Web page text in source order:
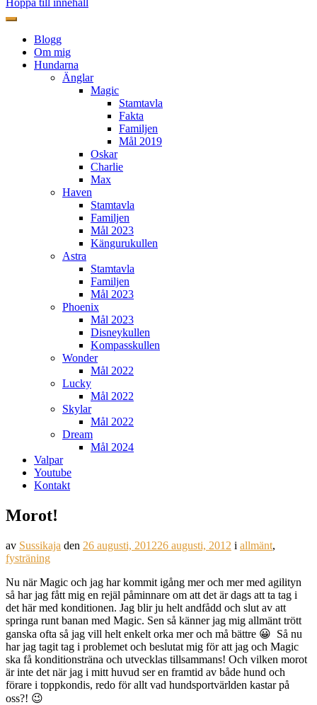
Hoppa till innehåll
Freestylehundar.se
Blogg
Om mig
Hundarna
Änglar
Magic
Stamtavla
Fakta
Familjen
Mål 2019
Oskar
Charlie
Max
Haven
Stamtavla
Familjen
Mål 2023
Kängurukullen
Astra
Stamtavla
Familjen
Mål 2023
Phoenix
Mål 2023
Disneykullen
Kompasskullen
Wonder
Mål 2022
Lucky
Mål 2022
Skylar
Mål 2022
Dream
Mål 2024
Valpar
Youtube
Kontakt
Morot!
av Sussikaja den 26 augusti, 201226 augusti, 2012 i allmänt,
fysträning
Nu när Magic och jag har kommit igång mer och mer med agilityn
så har jag fått mig en rejäl påminnare om att det är dags att ta tag i
det här med konditionen. Jag blir ju helt andfådd och slut av att
springa runt banan med Magic. Sen så känner jag mig allmänt trött
ganska ofta så jag vill helt enkelt orka mer och må bättre 😀 Så nu
har jag tagit tag i problemet och beslutat mig för att jag och Magic
ska få konditionsträna och utvecklas tillsammans! Och vilken morot
är inte det när jag i mitt huvud ser en framtid av både hund och
förare i toppkondis, redo för allt vad hundsportvärlden kastar på
oss?! 😉